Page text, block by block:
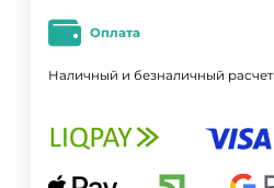
Оплата
Наличный и безналичный расчет